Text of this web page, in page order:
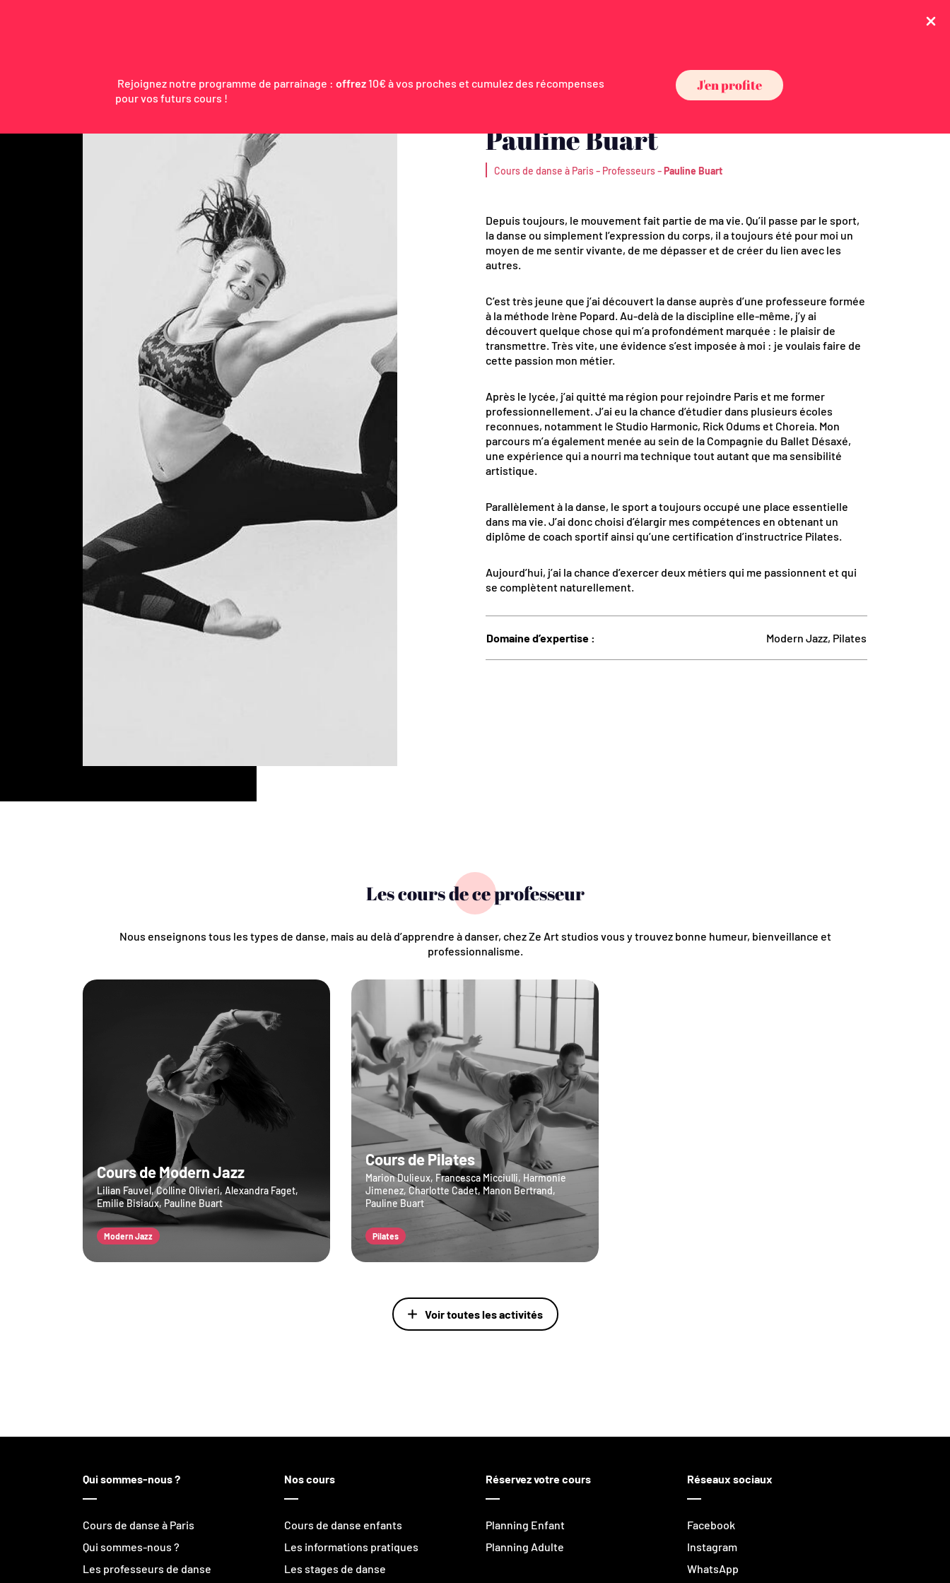
Rejoignez notre programme de parrainage : offrez10€ à vos proches et cumulez des récompenses
pour vos futurs cours !
J'en profite
Pauline Buart
Cours de danse à Paris- Professeurs-Pauline Buart
Depuis toujours, le mouvement fait partie de ma vie. Qu’il passe par le sport,
la danse ou simplement l’expression du corps, il a toujours été pour moi un
moyen de me sentir vivante, de me dépasser et de créer du lien avec les
autres.
C’est très jeune que j’ai découvert la danse auprès d’une professeure formée
à la méthode Irène Popard. Au-delà de la discipline elle-même, j’y ai
découvert quelque chose qui m’a profondément marquée : le plaisir de
transmettre. Très vite, une évidence s’est imposée à moi : je voulais faire de
cette passion mon métier.
Après le lycée, j’ai quitté ma région pour rejoindre Paris et me former
professionnellement. J’ai eu la chance d’étudier dans plusieurs écoles
reconnues, notamment le Studio Harmonic, Rick Odums et Choreia. Mon
parcours m’a également menée au sein de la Compagnie du Ballet Désaxé,
une expérience qui a nourri ma technique tout autant que ma sensibilité
artistique.
Parallèlement à la danse, le sport a toujours occupé une place essentielle
dans ma vie. J’ai donc choisi d’élargir mes compétences en obtenant un
diplôme de coach sportif ainsi qu’une certification d’instructrice Pilates.
Aujourd’hui, j’ai la chance d’exercer deux métiers qui me passionnent et qui
se complètent naturellement.
Domaine d’expertise : Modern Jazz, Pilates
Les cours de ce professeur
Nous enseignons tous les types de danse, mais au delà d’apprendre à danser, chez Ze Art studios vous y trouvez bonne humeur, bienveillance et
professionnalisme.
Cours de Modern Jazz
Lilian Fauvel, Colline Olivieri, Alexandra Faget,
Emilie Bisiaux, Pauline Buart
Modern Jazz
Cours de Pilates
Marion Dulieux, Francesca Micciulli, Harmonie
Jimenez, Charlotte Cadet, Manon Bertrand,
Pauline Buart
Pilates
Voir toutes les activités
Qui sommes-nous ?
Cours de danse à Paris
Qui sommes-nous ?
Les professeurs de danse
Nos cours
Cours de danse enfants
Les informations pratiques
Les stages de danse
Réservez votre cours
Planning Enfant
Planning Adulte
Réseaux sociaux
Facebook
Instagram
WhatsApp